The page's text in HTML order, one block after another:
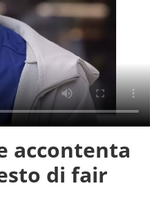
accontenta
di fair